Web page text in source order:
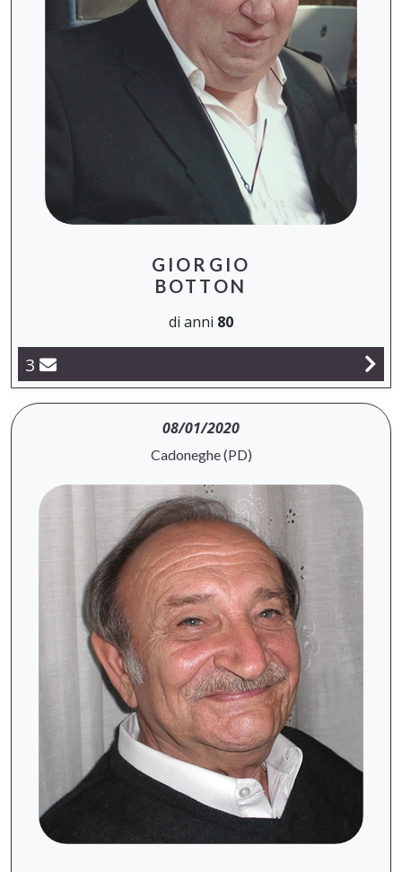
GIORGIO
BOTTON
di anni 80
3
08/01/2020
Cadoneghe (PD)